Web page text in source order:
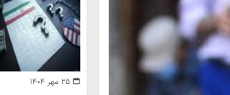
۲۵ مهر ۱۴۰۴